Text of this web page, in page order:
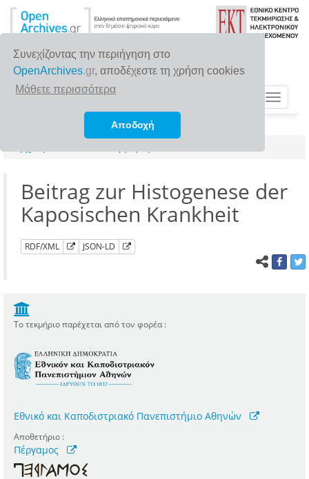
Συνεχίζοντας την περιήγηση στο
OpenArchives.gr, αποδέχεστε τη χρήση cookies
Μάθετε περισσότερα
Αποδοχή
Toggle
Beitrag zur Histogenese der
Kaposischen Krankheit
RDF/XML JSON-LD
Το τεκμήριο παρέχεται από τον φορέα :
Εθνικό και Καποδιστριακό Πανεπιστήμιο Αθηνών
Αποθετήριο :
Πέργαμος